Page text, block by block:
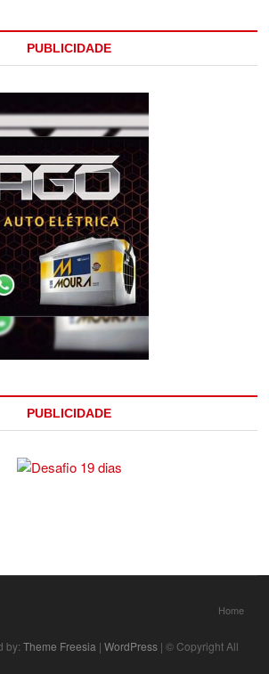
PUBLICIDADE
PUBLICIDADE
Home
by:Theme Freesia |WordPress | © Copyright All